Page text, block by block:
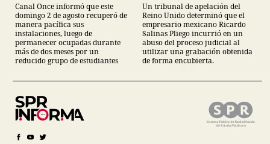
Canal Once informó que este
domingo 2 de agosto recuperó de
manera pacífica sus
instalaciones, luego de
permanecer ocupadas durante
más de dos meses por un
reducido grupo de estudiantes
Un tribunal de apelación del
Reino Unido determinó que el
empresario mexicano Ricardo
Salinas Pliego incurrió en un
abuso del proceso judicial al
utilizar una grabación obtenida
de forma encubierta.